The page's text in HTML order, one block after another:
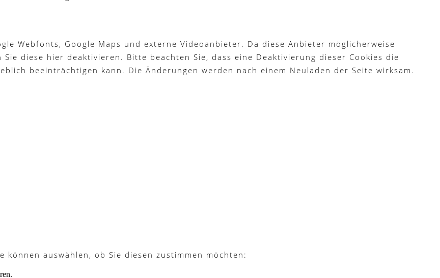
Webfonts, Google Maps und externe Videoanbieter. Da diese Anbieter möglicherweise
diese hier deaktivieren. Bitte beachten Sie, dass eine Deaktivierung dieser Cookies die
beeinträchtigen kann. Die Änderungen werden nach einem Neuladen der Seite wirksam.
auswählen, ob Sie diesen zustimmen möchten: